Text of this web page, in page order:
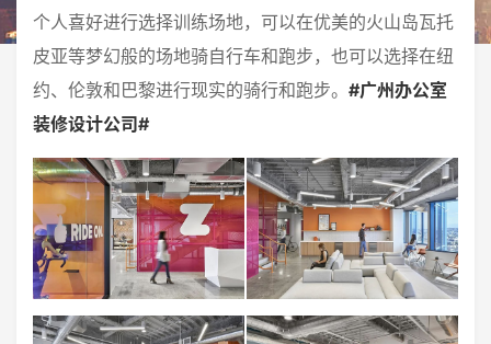
个人喜好进行选择训练场地，可以在优美的火山岛瓦托
皮亚等梦幻般的场地骑自行车和跑步，也可以选择在纽
约、伦敦和巴黎进行现实的骑行和跑步。 #广州办公室
装修设计公司#